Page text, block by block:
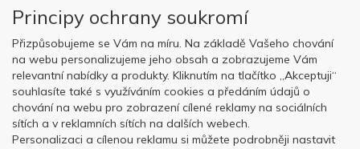
Copyright © OK AVIATION Base, s.r.o. 2022, powered byABRA E-
shop
Principy ochrany soukromí
Přizpůsobujeme se Vám na míru. Na základě Vašeho chování
na webu personalizujeme jeho obsah a zobrazujeme Vám
relevantní nabídky a produkty. Kliknutím na tlačítko „Akceptuji“
souhlasíte také s využíváním cookies a předáním údajů o
chování na webu pro zobrazení cílené reklamy na sociálních
sítích a v reklamních sítích na dalších webech.
Personalizaci a cílenou reklamu si můžete podrobněji nastavit